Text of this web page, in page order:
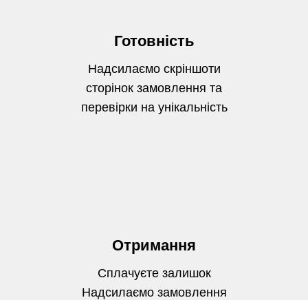
Готовність
Надсилаємо скріншоти
сторінок замовлення та
перевірки на унікальність
Отримання
Сплачуєте залишок
Надсилаємо замовлення